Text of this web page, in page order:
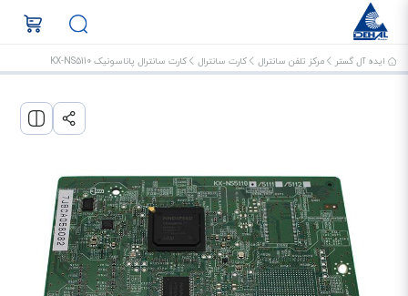
ایده آل گستر مرکز تلفن سانترال کارت سانترال کارت سانترال پاناسونیک KX-NS5110